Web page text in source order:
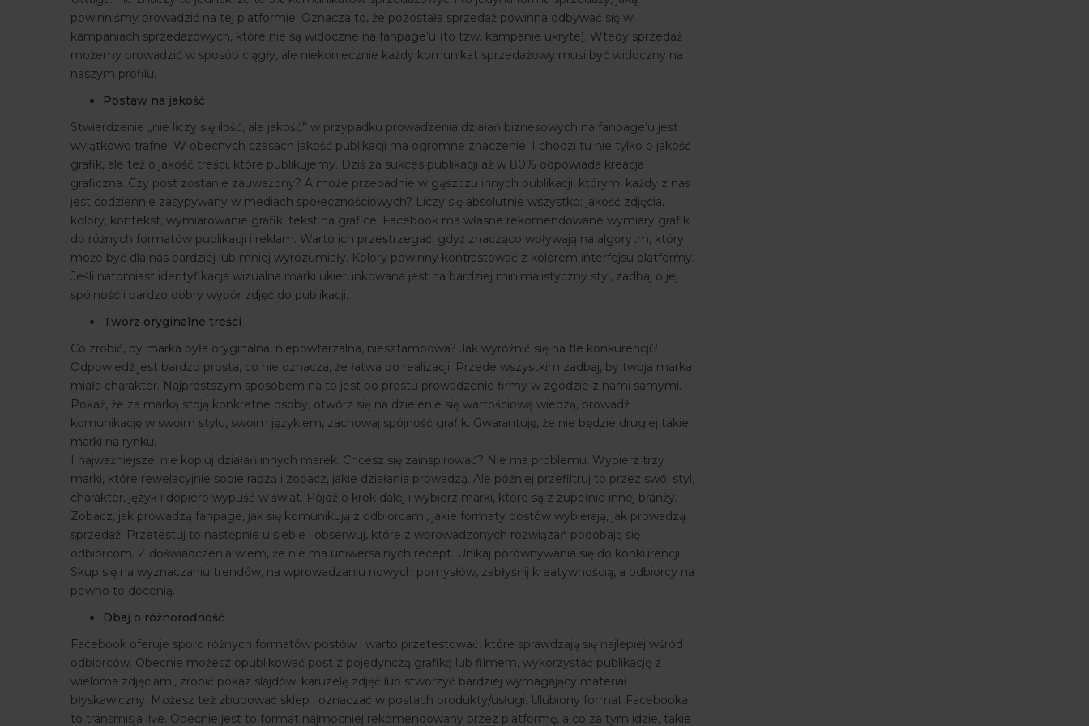
powinniśmy prowadzić na tej platformie. Oznacza to, że pozostała sprzedaż powinna odbywać się w
kampaniach sprzedażowych, które nie są widoczne na fanpage’u (to tzw. kampanie ukryte). Wtedy sprzedaż
możemy prowadzić w sposób ciągły, ale niekoniecznie każdy komunikat sprzedażowy musi być widoczny na
naszym profilu.
Postaw na jakość
Stwierdzenie „nie liczy się ilość, ale jakość” w przypadku prowadzenia działań biznesowych na fanpage’u jest
wyjątkowo trafne. W obecnych czasach jakość publikacji ma ogromne znaczenie. I chodzi tu nie tylko o jakość
grafik, ale też o jakość treści, które publikujemy. Dziś za sukces publikacji aż w 80% odpowiada kreacja
graficzna. Czy post zostanie zauważony? A może przepadnie w gąszczu innych publikacji, którymi każdy z nas
jest codziennie zasypywany w mediach społecznościowych? Liczy się absolutnie wszystko: jakość zdjęcia,
kolory, kontekst, wymiarowanie grafik, tekst na grafice. Facebook ma własne rekomendowane wymiary grafik
do różnych formatów publikacji i reklam. Warto ich przestrzegać, gdyż znacząco wpływają na algorytm, który
może być dla nas bardziej lub mniej wyrozumiały. Kolory powinny kontrastować z kolorem interfejsu platformy.
Jeśli natomiast identyfikacja wizualna marki ukierunkowana jest na bardziej minimalistyczny styl, zadbaj o jej
spójność i bardzo dobry wybór zdjęć do publikacji.
Twórz oryginalne treści
Co zrobić, by marka była oryginalna, niepowtarzalna, niesztampowa? Jak wyróżnić się na tle konkurencji?
Odpowiedź jest bardzo prosta, co nie oznacza, że łatwa do realizacji. Przede wszystkim zadbaj, by twoja marka
miała charakter. Najprostszym sposobem na to jest po prostu prowadzenie firmy w zgodzie z nami samymi.
Pokaż, że za marką stoją konkretne osoby, otwórz się na dzielenie się wartościową wiedzą, prowadź
komunikację w swoim stylu, swoim językiem, zachowaj spójność grafik. Gwarantuję, że nie będzie drugiej takiej
marki na rynku.
I najważniejsze: nie kopiuj działań innych marek. Chcesz się zainspirować? Nie ma problemu. Wybierz trzy
marki, które rewelacyjnie sobie radzą i zobacz, jakie działania prowadzą. Ale później przefiltruj to przez swój styl,
charakter, język i dopiero wypuść w świat. Pójdź o krok dalej i wybierz marki, które są z zupełnie innej branży.
Zobacz, jak prowadzą fanpage, jak się komunikują z odbiorcami, jakie formaty postów wybierają, jak prowadzą
sprzedaż. Przetestuj to następnie u siebie i obserwuj, które z wprowadzonych rozwiązań podobają się
odbiorcom. Z doświadczenia wiem, że nie ma uniwersalnych recept. Unikaj porównywania się do konkurencji.
Skup się na wyznaczaniu trendów, na wprowadzaniu nowych pomysłów, zabłyśnij kreatywnością, a odbiorcy na
pewno to docenią.
Dbaj o różnorodność
Facebook oferuje sporo różnych formatów postów i warto przetestować, które sprawdzają się najlepiej wśród
odbiorców. Obecnie możesz opublikować post z pojedynczą grafiką lub filmem, wykorzystać publikację z
wieloma zdjęciami, zrobić pokaz slajdów, karuzelę zdjęć lub stworzyć bardziej wymagający materiał
błyskawiczny. Możesz też zbudować sklep i oznaczać w postach produkty/usługi. Ulubiony format Facebooka
to transmisja live. Obecnie jest to format najmocniej rekomendowany przez platformę, a co za tym idzie, takie